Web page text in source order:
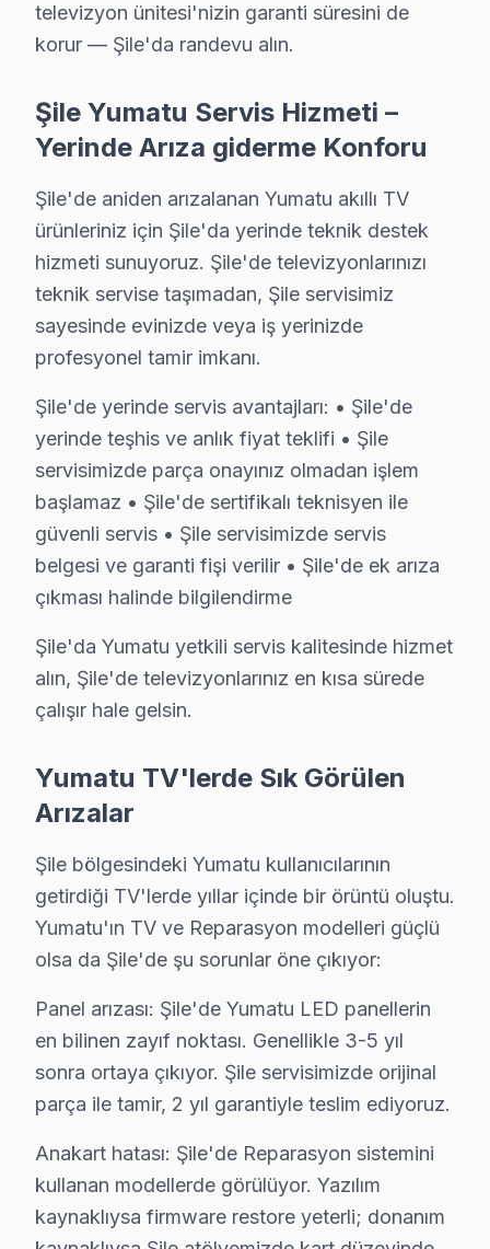
Soğuksu'da Yumatu TV Servisi
Şile Merkez'de Yumatu TV Servisi
Şile Merkez, yoğun bir nüfusa sahip olması
Üsküplü'de Yumatu TV Servisi
Üsküplü Mahallesi'nde, televizyonunuz arızaları için
Yumatu Panel Teknolojisi ve Arıza
Yumatu televizyonları, çeşitli panel teknolojileri ile
Anakart Tamiri: TV'nin model serisine göre
Diğer Kartlar
: Güç kartı, LED backlight ve T-
Yazılım/Firmware İşlemleri : Eğer yazılım
Yerinde bakım vs Atölye Fiyat Farkı
Fiyatların belirlenmesinde garanti durumu, parça
bu bölgede Fabrika Servis, sunduğu TV tamir
Yapılan müşteri anketleri ve geri dönüşler
Şile Yumatu servis - TV Tamiri
Tabii şunu da sormak lazım: Yumatu teknolojisine
Çok sorulan bir şey var: Randevu almak — bir telefon
Şile × Yumatu: Yerel İçerik ve Deneyim
Yumatu Servisi: Şile Yerel Bilgi
Şile ilçesi, İstanbul Anadolu Yakası'nın yaklaşık
Şile'de Yumatu ekran arızası yaşanınca ilk
Ekran tamamen karardıysa ya da görüntü titriyorsa,
Yumatu Smart televizyon ünitesi platformunda
televizyon ünitesi'nizin garanti süresini de
korur — Şile'da randevu alın.
Şile Yumatu Servis Hizmeti –
Yerinde Arıza giderme Konforu
Şile'de aniden arızalanan Yumatu akıllı TV
ürünleriniz için Şile'da yerinde teknik destek
hizmeti sunuyoruz. Şile'de televizyonlarınızı
teknik servise taşımadan, Şile servisimiz
sayesinde evinizde veya iş yerinizde
profesyonel tamir imkanı.
Şile'de yerinde servis avantajları: • Şile'de
yerinde teşhis ve anlık fiyat teklifi • Şile
servisimizde parça onayınız olmadan işlem
başlamaz • Şile'de sertifikalı teknisyen ile
güvenli servis • Şile servisimizde servis
belgesi ve garanti fişi verilir • Şile'de ek arıza
çıkması halinde bilgilendirme
Şile'da Yumatu yetkili servis kalitesinde hizmet
alın, Şile'de televizyonlarınız en kısa sürede
çalışır hale gelsin.
Yumatu TV'lerde Sık Görülen
Arızalar
Şile bölgesindeki Yumatu kullanıcılarının
getirdiği TV'lerde yıllar içinde bir örüntü oluştu.
Yumatu'ın TV ve Reparasyon modelleri güçlü
olsa da Şile'de şu sorunlar öne çıkıyor:
Panel arızası: Şile'de Yumatu LED panellerin
en bilinen zayıf noktası. Genellikle 3-5 yıl
sonra ortaya çıkıyor. Şile servisimizde orijinal
parça ile tamir, 2 yıl garantiyle teslim ediyoruz.
Anakart hatası: Şile'de Reparasyon sistemini
kullanan modellerde görülüyor. Yazılım
kaynaklıysa firmware restore yeterli; donanım